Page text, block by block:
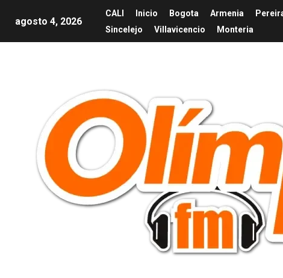
agosto 4, 2026
CALI Inicio Bogota Armenia
Sincelejo
Villavicencio Monteria